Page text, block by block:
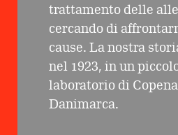
trattamento delle
cercando di
cause. La nostra
nel 1923, in un
laboratorio di
Danimarca.